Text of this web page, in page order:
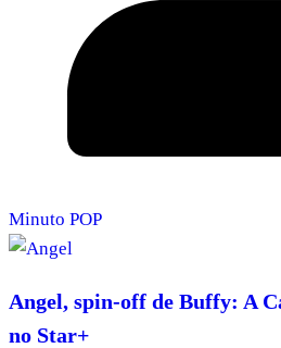
Minuto POP
Angel, spin-off de Buffy: A
no Star+